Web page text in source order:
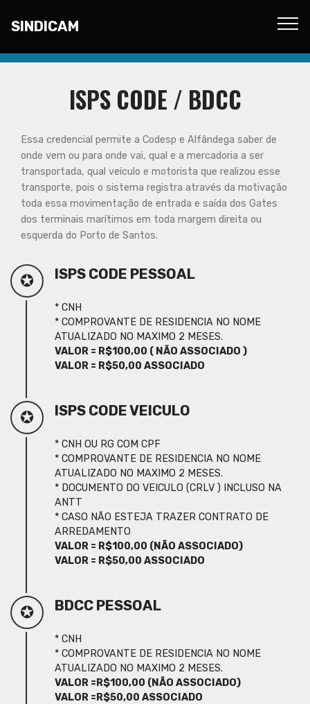
SINDICAM
ISPS CODE / BDCC
Essa credencial permite a Codesp e Alfândega saber de
onde vem ou para onde vai, qual e a mercadoria a ser
transportada, qual veículo e motorista que realizou esse
transporte, pois o sistema registra através da motivação
toda essa movimentação de entrada e saída dos Gates
dos terminais marítimos em toda margem direita ou
esquerda do Porto de Santos.
✪ ISPS CODE PESSOAL
* CNH
* COMPROVANTE DE RESIDENCIA NO NOME
ATUALIZADO NO MAXIMO 2 MESES.
VALOR = R$100,00 ( NÃO ASSOCIADO )
VALOR = R$50,00 ASSOCIADO
✪ ISPS CODE VEICULO
* CNH OU RG COM CPF
* COMPROVANTE DE RESIDENCIA NO NOME
ATUALIZADO NO MAXIMO 2 MESES.
* DOCUMENTO DO VEICULO (CRLV ) INCLUSO NA
ANTT
* CASO NÃO ESTEJA TRAZER CONTRATO DE
ARREDAMENTO
VALOR = R$100,00 (NÃO ASSOCIADO)
VALOR = R$50,00 ASSOCIADO
✪ BDCC PESSOAL
* CNH
* COMPROVANTE DE RESIDENCIA NO NOME
ATUALIZADO NO MAXIMO 2 MESES.
VALOR =R$100,00 (NÃO ASSOCIADO)
VALOR =R$50,00 ASSOCIADO